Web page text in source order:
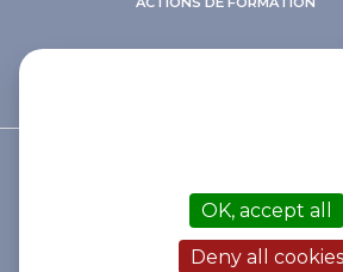
Mentions légales
OK, accept all
Deny all cookies